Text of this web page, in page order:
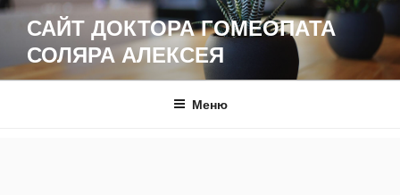
Перейти
содержимому
САЙТ ДОКТОРА ГОМЕОПАТА
СОЛЯРА АЛЕКСЕЯ
Меню